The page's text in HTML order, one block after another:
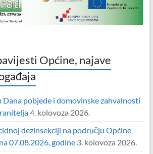
Općine, najave
pobjede i domovinske zahvalnosti
4. kolovoza 2026.
dezinsekciji na području Općine
07.08.2026. godine 3. kolovoza 2026.